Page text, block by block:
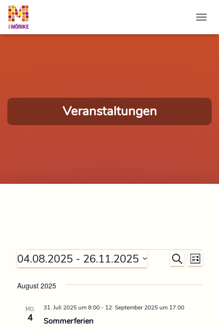
Veranstaltungen
V
e
r
S
U
V
L
S
04.08.2025 - 26.11.2025
a
August 2025
MO.
4 Sommerferien
31. Juli 2025 um 8:00- 12. September 2025 um 17:00